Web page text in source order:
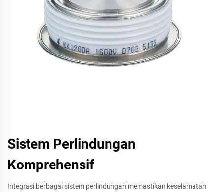
Sistem Perlindungan
Komprehensif
Integrasi berbagai sistem perlindungan memastikan keselamatan